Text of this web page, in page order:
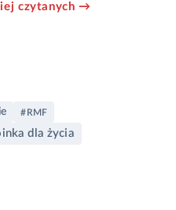
czytanych →
#RMF
dla życia